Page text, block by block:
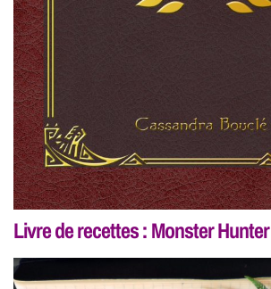
Livre de recettes : Monster Hunter